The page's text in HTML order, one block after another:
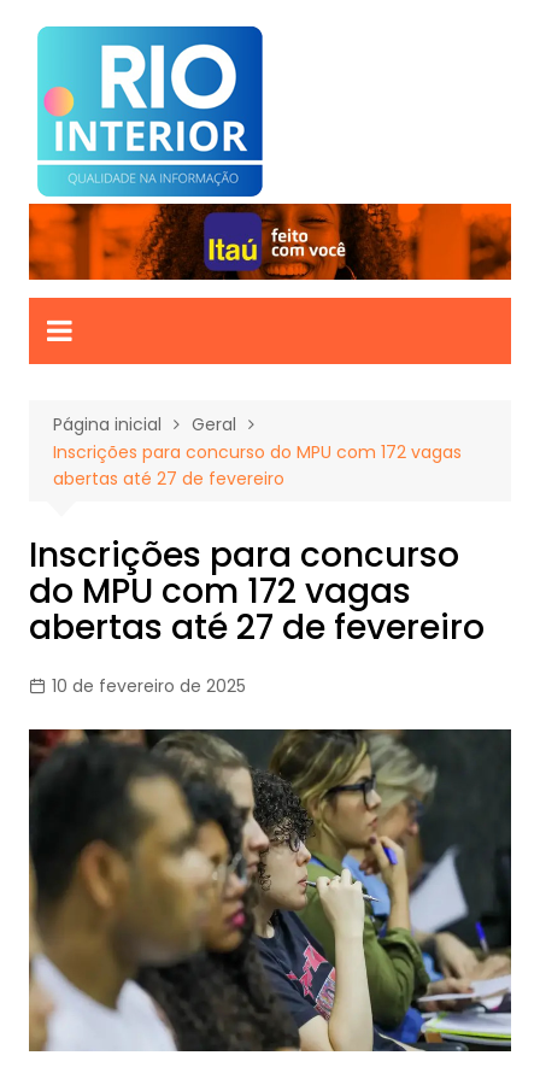
para
conteúdo
Página inicial
Geral
Inscrições para concurso do MPU com 172 vagas
abertas até 27 de fevereiro
Inscrições para concurso
do MPU com 172 vagas
abertas até 27 de fevereiro
10 de fevereiro de 2025